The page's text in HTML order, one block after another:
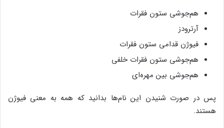
هم‌جوشی ستون فقرات
آرترودز
فیوژن قدامی ستون فقرات
هم‌جوشی ستون فقرات خلفی
هم‌جوشی بین مهره‌ای
پس در صورت شنیدن این نام‌ها بدانید که همه به معنی فیوژن
هستند.